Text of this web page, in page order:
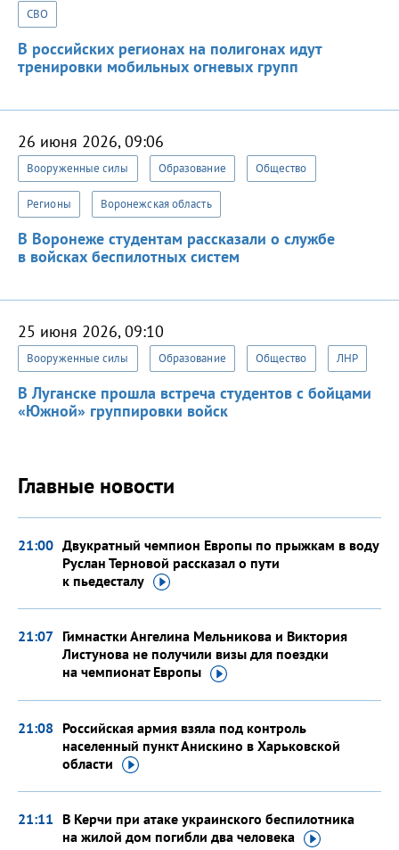
СВО
В российских регионах на полигонах идут
тренировки мобильных огневых групп
26 июня 2026, 09:06
Вооруженные силы Образование Общество
Регионы Воронежская область
В Воронеже студентам рассказали о службе
в войсках беспилотных систем
25 июня 2026, 09:10
Вооруженные силы Образование Общество ЛНР
В Луганске прошла встреча студентов с бойцами
«Южной» группировки войск
Главные новости
21:00 Двукратный чемпион Европы по прыжкам в воду
Руслан Терновой рассказал о пути
к пьедесталу
21:07 Гимнастки Ангелина Мельникова и Виктория
Листунова не получили визы для поездки
на чемпионат Европы
21:08 Российская армия взяла под контроль
населенный пункт Анискино в Харьковской
области
21:11 В Керчи при атаке украинского беспилотника
на жилой дом погибли два человека